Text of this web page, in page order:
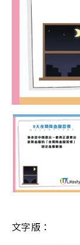
文字版：